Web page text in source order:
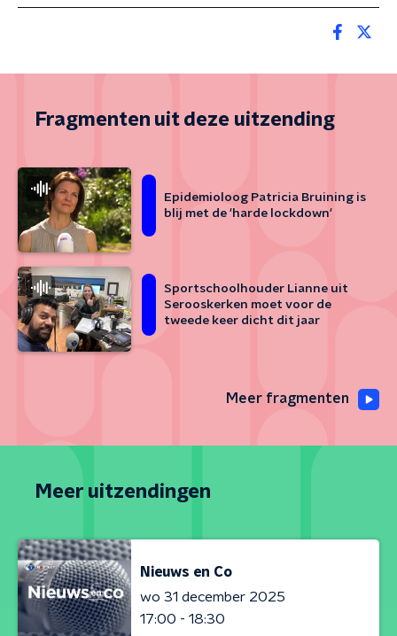
Fragmenten uit deze uitzending
Epidemioloog Patricia Bruining is
blij met de 'harde lockdown'
Sportschoolhouder Lianne uit
Serooskerken moet voor de
tweede keer dicht dit jaar
Meer fragmenten
Meer uitzendingen
Nieuws en Co
wo 31 december 2025
17:00 - 18:30